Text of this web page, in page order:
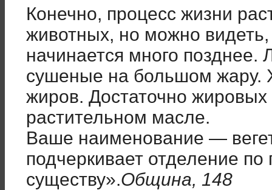
Конечно, процесс жизни
животных, но можно
начинается много
сушеные на большом жару.
жиров. Достаточно
растительном масле.
Ваше наименование —
подчеркивает отделение по
существу».Община, 148